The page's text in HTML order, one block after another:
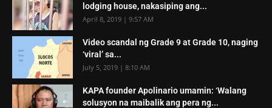
lodging house, nakasiping ang...
April 8, 2019 | 9:57 AM
Video scandal ng Grade 9 at Grade 10, naging
‘viral’ sa...
July 5, 2019 | 8:10 AM
KAPA founder Apolinario umamin: ‘Walang
solusyon na maibalik ang pera ng...